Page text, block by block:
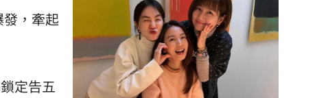
，牽起
定告五